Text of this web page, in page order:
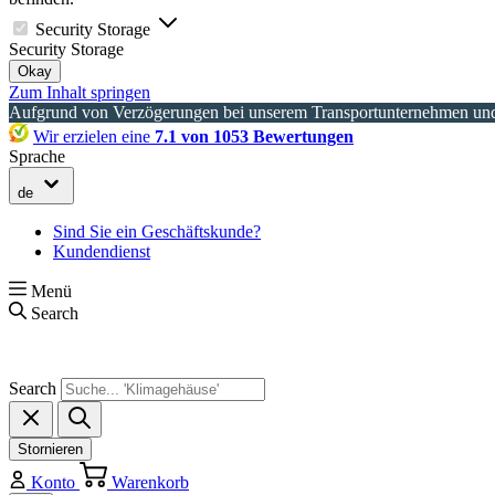
Security Storage
Security Storage
Okay
Zum Inhalt springen
Aufgrund von Verzögerungen bei unserem Transportunternehmen
Wir erzielen eine 7.1 von 1053 Bewertungen
Sprache
de
Sind Sie ein Geschäftskunde?
Kundendienst
Menü
Search
Search
Stornieren
Konto Warenkorb